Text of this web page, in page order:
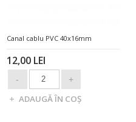
Canal cablu PVC 40x16mm
12,00 LEI